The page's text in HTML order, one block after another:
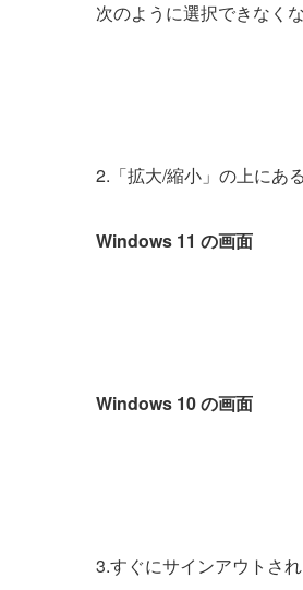
次のように選択できなく
2.「拡大/縮小」の上にあ
Windows 11 の画面
Windows 10 の画面
3.すぐにサインアウトさ